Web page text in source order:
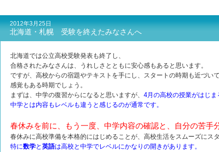
2012年3月25日
北海道・札幌 受験を終えたみなさんへ
北海道では公立高校受験発表も終了し、
合格されたみなさんは、うれしさとともに安心感もあると思います。
ですが、高校からの宿題やテキストを手にし、スタートの時期も近づい
感覚もある時期でしょう。
まずは、中学の復習からになると思いますが、 4月の高校の授業がはじま
中学とは内容もレベルも違うと感じるのが通常です。
春休みを前に、もう一度、中学内容の確認と、自分の苦手
春休みに高校準備を本格的にはじめることが、高校生活をスムーズにス
特に数学と 英語は高校と中学でレベルにかなりの開きがあります。